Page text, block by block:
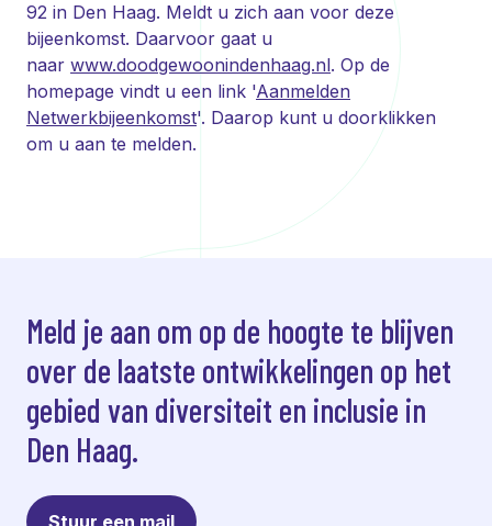
92 in Den Haag. Meldt u zich aan voor deze
bijeenkomst. Daarvoor gaat u
naar www.doodgewoonindenhaag.nl. Op de
homepage vindt u een link 'Aanmelden
Netwerkbijeenkomst'. Daarop kunt u doorklikken
om u aan te melden.
Meld je aan om op de hoogte te blijven
over de laatste ontwikkelingen op het
gebied van diversiteit en inclusie in
Den Haag.
Stuur een mail